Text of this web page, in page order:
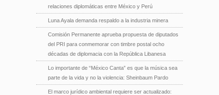
relaciones diplomáticas entre México y Perú
Luna Ayala demanda respaldo a la industria minera
Comisión Permanente aprueba propuesta de diputados
del PRI para conmemorar con timbre postal ocho
décadas de diplomacia con la República Libanesa
Lo importante de “México Canta” es que la música sea
parte de la vida y no la violencia: Sheinbaum Pardo
El marco jurídico ambiental requiere ser actualizado: